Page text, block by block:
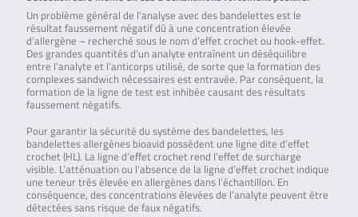
Un problème général de l’analyse avec des bandelettes est le
résultat faussement négatif dû à une concentration élevée
d’allergène – recherché sous le nom d’effet crochet ou hook-effet.
Des grandes quantités d’un analyte entraînent un déséquilibre
entre l’analyte et l’anticorps utilisé, de sorte que la formation des
complexes sandwich nécessaires est entravée. Par conséquent, la
formation de la ligne de test est inhibée causant des résultats
faussement négatifs.
Pour garantir la sécurité du système des bandelettes, les
bandelettes allergènes bioavid possèdent une ligne dite d’effet
crochet (HL). La ligne d’effet crochet rend l’effet de surcharge
visible. L’atténuation ou l’absence de la ligne d’effet crochet indique
une teneur très élevée en allergènes dans l’échantillon. En
conséquence, des concentrations élevées de l’analyte peuvent être
détectées sans risque de faux négatifs.